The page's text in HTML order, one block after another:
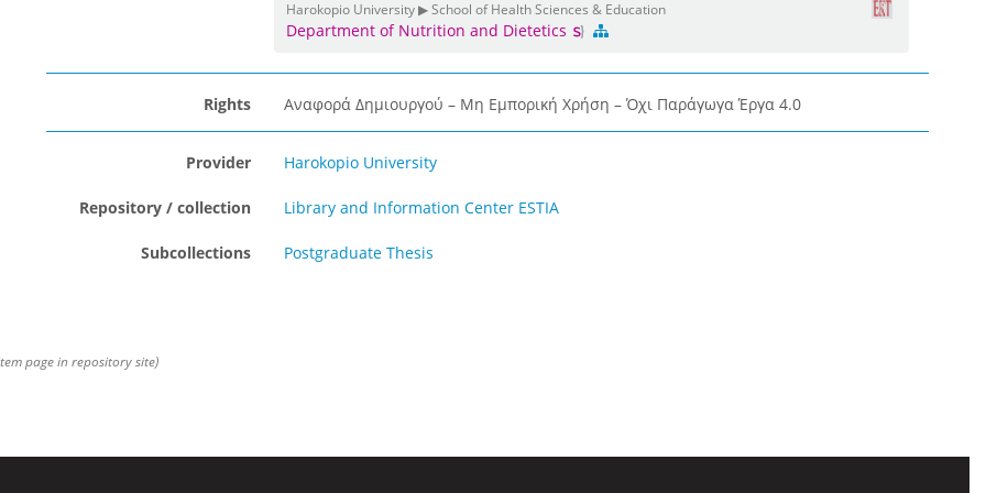
Harokopio University ▶ School of Health Sciences & Education
Department of Nutrition and Dietetics
Rights Αναφορά Δημιουργού – Μη Εμπορική Χρήση – Όχι Παράγωγα Έργα 4.0
Provider Harokopio University
Repository / collection Library and Information Center ESTIA
Subcollections Postgraduate Thesis
page in repository site)